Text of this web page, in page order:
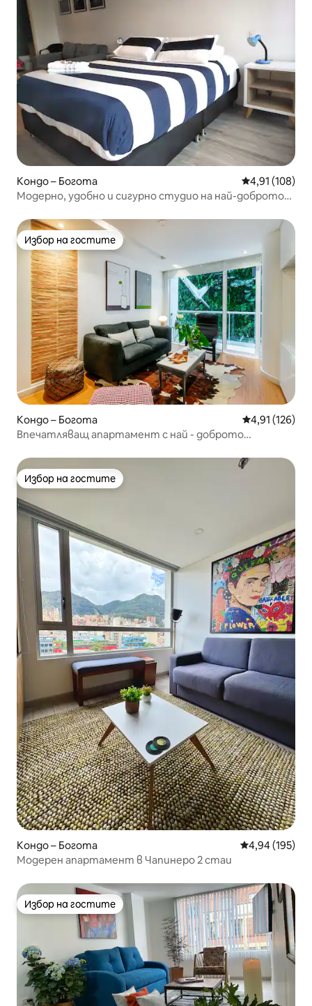
Кондо – Богота Средна
4,91 (108)
Модерно, удобно и сигурно студио на най-доброто
Избор на гостите
Избор на гостите
Кондо – Богота Средна
4,91 (126)
Впечатляващ апартамент с най - доброто
Избор на гостите
Избор на гостите
Кондо – Богота Средна
4,94 (195)
Модерен апартамент в Чапинеро 2 стаи
Избор на гостите
Избор на гостите